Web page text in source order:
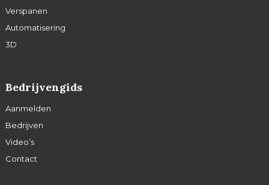
Verspanen
Automatisering
3D
Bedrijvengids
Aanmelden
Bedrijven
Video’s
Contact